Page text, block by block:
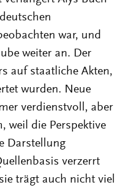
war, und
weiter an. Der
auf staatliche Akten,
wurden. Neue
verdienstvoll, aber
weil die Perspektive
Darstellung
verzerrt
trägt auch nicht viel